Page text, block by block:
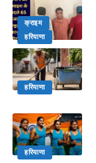
क्राइम
हरियाणा
हरियाणा
हरियाणा